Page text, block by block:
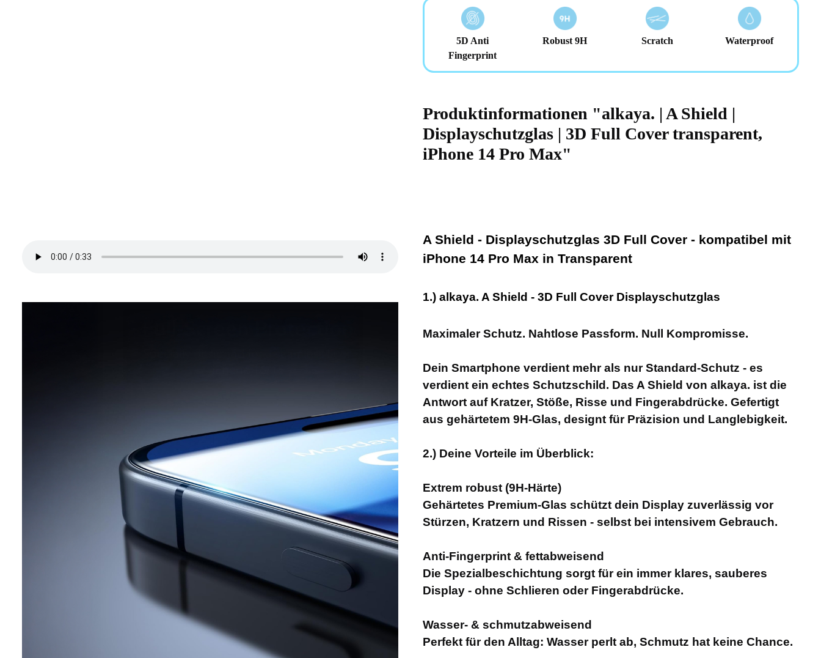
5D Anti
Fingerprint
Robust 9H Scratch Waterproof
Produktinformationen "alkaya. | A Shield |
Displayschutzglas | 3D Full Cover transparent,
iPhone 14 Pro Max"
A Shield - Displayschutzglas 3D Full Cover - kompatibel mit
iPhone 14 Pro Max in Transparent
1.) alkaya. A Shield - 3D Full Cover Displayschutzglas
Maximaler Schutz. Nahtlose Passform. Null Kompromisse.
Dein Smartphone verdient mehr als nur Standard-Schutz - es
verdient ein echtes Schutzschild. Das A Shield von alkaya. ist die
Antwort auf Kratzer, Stöße, Risse und Fingerabdrücke. Gefertigt
aus gehärtetem 9H-Glas, designt für Präzision und Langlebigkeit.
2.) Deine Vorteile im Überblick:
Extrem robust (9H-Härte)
Gehärtetes Premium-Glas schützt dein Display zuverlässig vor
Stürzen, Kratzern und Rissen - selbst bei intensivem Gebrauch.
Anti-Fingerprint & fettabweisend
Die Spezialbeschichtung sorgt für ein immer klares, sauberes
Display - ohne Schlieren oder Fingerabdrücke.
Wasser- & schmutzabweisend
Perfekt für den Alltag: Wasser perlt ab, Schmutz hat keine Chance.